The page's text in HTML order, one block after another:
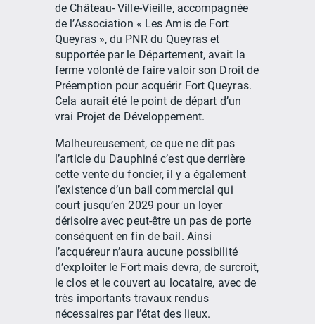
de Château- Ville-Vieille, accompagnée
de l’Association « Les Amis de Fort
Queyras », du PNR du Queyras et
supportée par le Département, avait la
ferme volonté de faire valoir son Droit de
Préemption pour acquérir Fort Queyras.
Cela aurait été le point de départ d’un
vrai Projet de Développement.
Malheureusement, ce que ne dit pas
l’article du Dauphiné c’est que derrière
cette vente du foncier, il y a également
l’existence d’un bail commercial qui
court jusqu’en 2029 pour un loyer
dérisoire avec peut-être un pas de porte
conséquent en fin de bail. Ainsi
l’acquéreur n’aura aucune possibilité
d’exploiter le Fort mais devra, de surcroit,
le clos et le couvert au locataire, avec de
très importants travaux rendus
nécessaires par l’état des lieux.